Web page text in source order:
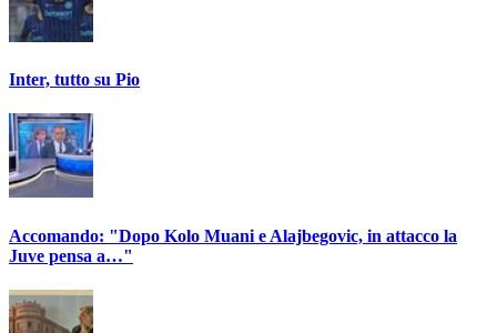
Inter, tutto su Pio
Accomando: "Dopo Kolo Muani e Alajbegovic, in attacco la
Juve pensa a…"